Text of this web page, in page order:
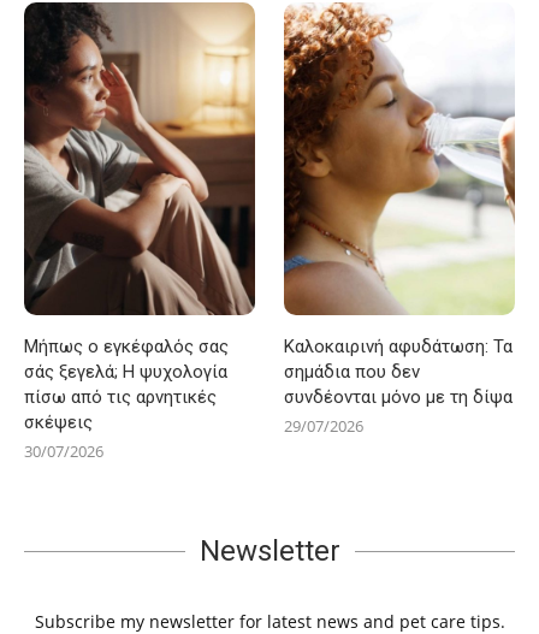
Μήπως ο εγκέφαλός σας
σάς ξεγελά; Η ψυχολογία
πίσω από τις αρνητικές
σκέψεις
30/07/2026
Καλοκαιρινή αφυδάτωση: Τα
σημάδια που δεν
συνδέονται μόνο με τη δίψα
29/07/2026
Newsletter
Subscribe my newsletter for latest news and pet care tips.